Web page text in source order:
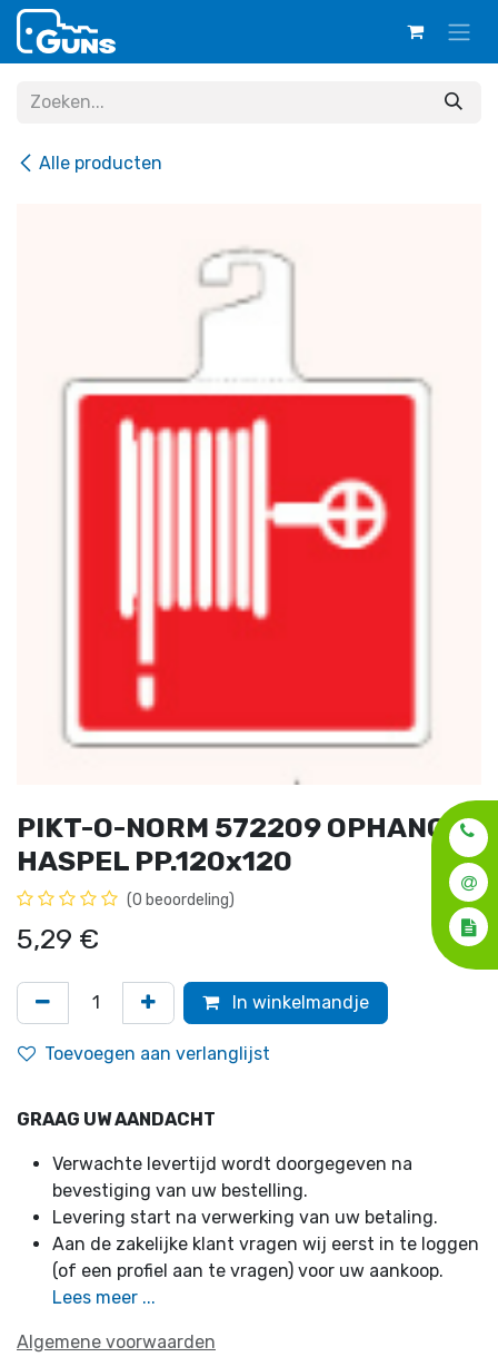
Overslaan naar inhoud
Alle producten
PIKT-O-NORM 572209 OPHANG
HASPEL PP.120x120
(0 beoordeling)
5,29 €
In winkelmandje
Toevoegen aan verlanglijst
GRAAG UW AANDACHT
Verwachte levertijd wordt doorgegeven na
bevestiging van uw bestelling.
Levering start na verwerking van uw betaling.
Aan de zakelijke klant vragen wij eerst in te loggen
(of een profiel aan te vragen) voor uw aankoop.
Lees meer ...
Algemene voorwaarden